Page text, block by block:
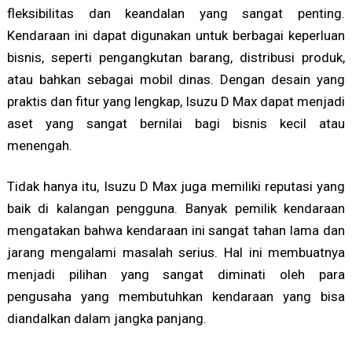
fleksibilitas dan keandalan yang sangat penting.
Kendaraan ini dapat digunakan untuk berbagai keperluan
bisnis, seperti pengangkutan barang, distribusi produk,
atau bahkan sebagai mobil dinas. Dengan desain yang
praktis dan fitur yang lengkap, Isuzu D Max dapat menjadi
aset yang sangat bernilai bagi bisnis kecil atau
menengah.
Tidak hanya itu, Isuzu D Max juga memiliki reputasi yang
baik di kalangan pengguna. Banyak pemilik kendaraan
mengatakan bahwa kendaraan ini sangat tahan lama dan
jarang mengalami masalah serius. Hal ini membuatnya
menjadi pilihan yang sangat diminati oleh para
pengusaha yang membutuhkan kendaraan yang bisa
diandalkan dalam jangka panjang.